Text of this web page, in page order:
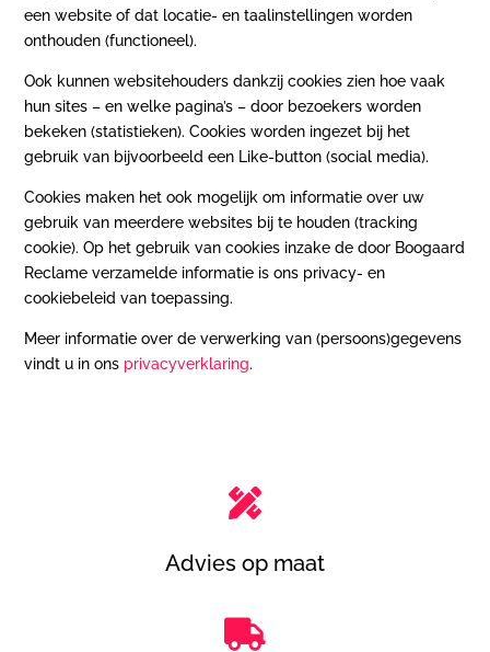
een website of dat locatie- en taalinstellingen worden
onthouden (functioneel).
Ook kunnen websitehouders dankzij cookies zien hoe vaak
hun sites – en welke pagina’s – door bezoekers worden
bekeken (statistieken). Cookies worden ingezet bij het
gebruik van bijvoorbeeld een Like-button (social media).
Cookies maken het ook mogelijk om informatie over uw
gebruik van meerdere websites bij te houden (tracking
cookie). Op het gebruik van cookies inzake de door Boogaard
Reclame verzamelde informatie is ons privacy- en
cookiebeleid van toepassing.
Meer informatie over de verwerking van (persoons)gegevens
vindt u in ons privacyverklaring.

Advies op maat
